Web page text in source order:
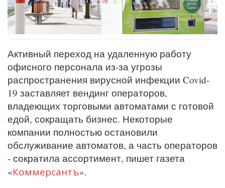
Активный переход на удаленную работу
офисного персонала из-за угрозы
распространения вирусной инфекции Covid-
19 заставляет вендинг операторов,
владеющих торговыми автоматами с готовой
едой, сокращать бизнес. Некоторые
компании полностью остановили
обслуживание автоматов, а часть операторов
- сократила ассортимент, пишет газета
«Коммерсантъ».